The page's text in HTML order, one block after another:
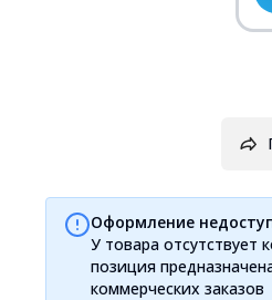
Оформление
У товара отсутствует
позиция
коммерческих заказов